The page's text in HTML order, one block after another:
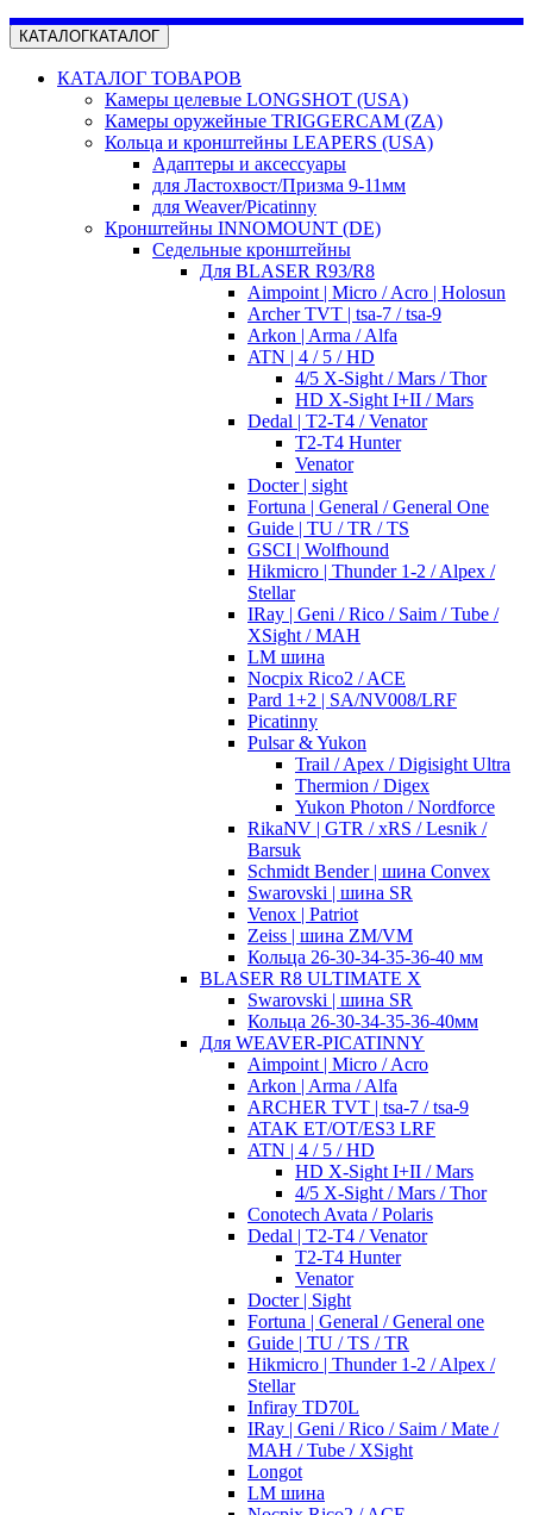
КАТАЛОГКАТАЛОГ
КАТАЛОГ ТОВАРОВ
Камеры целевые LONGSHOT (USA)
Камеры оружейные TRIGGERCAM (ZA)
Кольца и кронштейны LEAPERS (USA)
Адаптеры и аксессуары
для Ластохвост/Призма 9-11мм
для Weaver/Picatinny
Кронштейны INNOMOUNT (DE)
Седельные кронштейны
Для BLASER R93/R8
Aimpoint | Micro / Acro | Holosun
Archer TVT | tsa-7 / tsa-9
Arkon | Arma / Alfa
ATN | 4 / 5 / HD
4/5 X-Sight / Mars / Thor
HD X-Sight I+II / Mars
Dedal | T2-T4 / Venator
T2-T4 Hunter
Venator
Docter | sight
Fortuna | General / General One
Guide | TU / TR / TS
GSCI | Wolfhound
Hikmicro | Thunder 1-2 / Alpex /
Stellar
IRay | Geni / Rico / Saim / Tube /
XSight / MAH
LM шина
Nocpix Rico2 / ACE
Pard 1+2 | SA/NV008/LRF
Picatinny
Pulsar & Yukon
Trail / Apex / Digisight Ultra
Thermion / Digex
Yukon Photon / Nordforce
RikaNV | GTR / xRS / Lesnik /
Barsuk
Schmidt Bender | шина Convex
Swarovski | шина SR
Venox | Patriot
Zeiss | шина ZM/VM
Кольца 26-30-34-35-36-40 мм
BLASER R8 ULTIMATE X
Swarovski | шина SR
Кольца 26-30-34-35-36-40мм
Для WEAVER-PICATINNY
Aimpoint | Micro / Acro
Arkon | Arma / Alfa
ARCHER TVT | tsa-7 / tsa-9
ATAK ET/OT/ES3 LRF
ATN | 4 / 5 / HD
HD X-Sight I+II / Mars
4/5 X-Sight / Mars / Thor
Conotech Avata / Polaris
Dedal | T2-T4 / Venator
T2-T4 Hunter
Venator
Docter | Sight
Fortuna | General / General one
Guide | TU / TS / TR
Hikmicro | Thunder 1-2 / Alpex /
Stellar
Infiray TD70L
IRay | Geni / Rico / Saim / Mate /
MAH / Tube / XSight
Longot
LM шина